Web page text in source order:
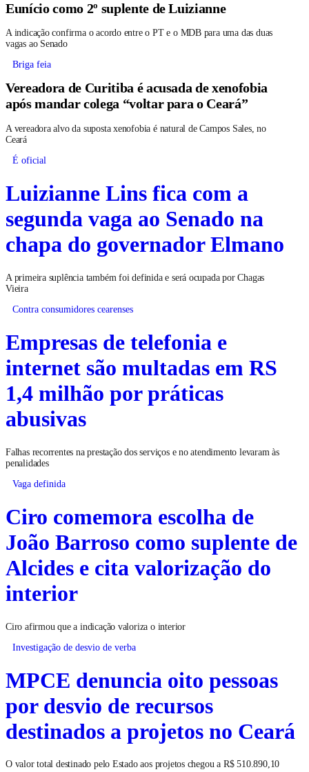
Eunício como 2º suplente de Luizianne
A indicação confirma o acordo entre o PT e o MDB para uma das duas
vagas ao Senado
Briga feia
Vereadora de Curitiba é acusada de xenofobia
após mandar colega “voltar para o Ceará”
A vereadora alvo da suposta xenofobia é natural de Campos Sales, no
Ceará
É oficial
Luizianne Lins fica com a
segunda vaga ao Senado na
chapa do governador Elmano
A primeira suplência também foi definida e será ocupada por Chagas
Vieira
Contra consumidores cearenses
Empresas de telefonia e
internet são multadas em RS
1,4 milhão por práticas
abusivas
Falhas recorrentes na prestação dos serviços e no atendimento levaram às
penalidades
Vaga definida
Ciro comemora escolha de
João Barroso como suplente de
Alcides e cita valorização do
interior
Ciro afirmou que a indicação valoriza o interior
Investigação de desvio de verba
MPCE denuncia oito pessoas
por desvio de recursos
destinados a projetos no Ceará
O valor total destinado pelo Estado aos projetos chegou a R$ 510.890,10